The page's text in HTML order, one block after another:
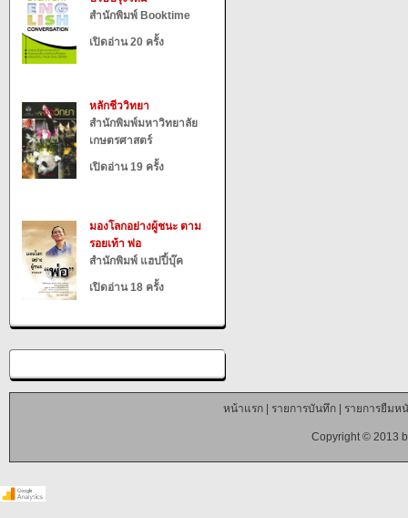
สำนักพิมพ์ Booktime
เปิดอ่าน 20 ครั้ง
หลักชีววิทยา
สำนักพิมพ์มหาวิทยาลัย
เกษตรศาสตร์
เปิดอ่าน 19 ครั้ง
มองโลกอย่างผู้ชนะ ตาม
รอยเท้า พ่อ
สำนักพิมพ์ แฮปปี้บุ๊ค
เปิดอ่าน 18 ครั้ง
หน้าแรก| รายการบันทึก| รายการยืมห
Copyright © 2013